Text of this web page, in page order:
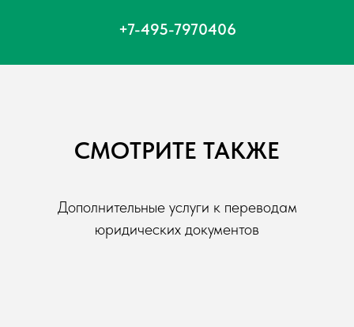
+7-495-7970406
СМОТРИТЕ ТАКЖЕ
Дополнительные услуги к переводам
юридических документов